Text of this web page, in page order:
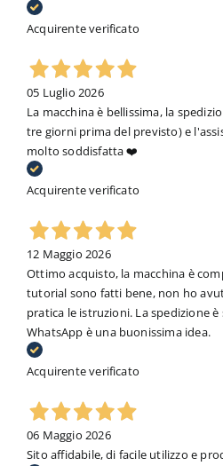
Acquirente verificato
05 Luglio 2026
La macchina è bellissima, la
tre giorni prima del previsto) e
molto soddisfatta ❤️
Acquirente verificato
12 Maggio 2026
Ottimo acquisto, la macchina è
tutorial sono fatti bene, non ho
pratica le istruzioni. La spedizione
WhatsApp è una buonissima idea.
Acquirente verificato
06 Maggio 2026
Sito affidabile, di facile utilizzo e